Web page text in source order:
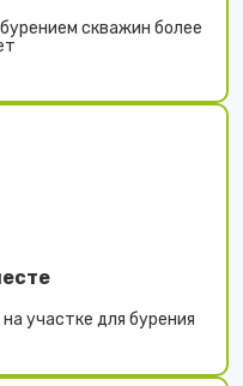
скважин более
участке для бурения